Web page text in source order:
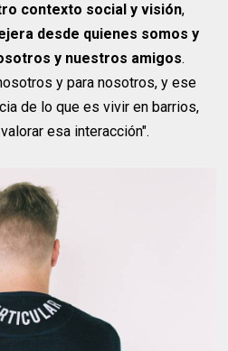
contexto social y visión,
desde quienes somos y
y nuestros amigos.
y para nosotros, y ese
de lo que es vivir en barrios,
esa interacción".